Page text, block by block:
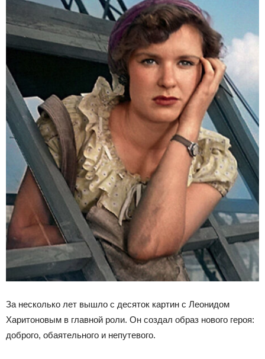
За несколько лет вышло с десяток картин с Леонидом
Харитоновым в главной роли. Он создал образ нового героя:
доброго, обаятельного и непутевого.